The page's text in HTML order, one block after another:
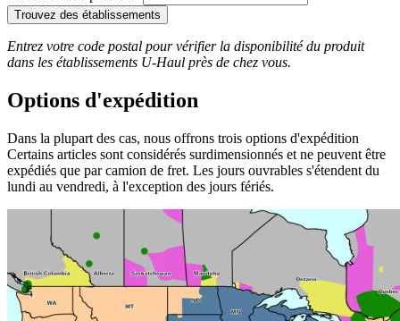
Trouvez des établissements
Entrez votre code postal pour vérifier la disponibilité du produit
dans les établissements U-Haul près de chez vous.
Options d'expédition
Dans la plupart des cas, nous offrons trois options d'expédition
Certains articles sont considérés surdimensionnés et ne peuvent être
expédiés que par camion de fret. Les jours ouvrables s'étendent du
lundi au vendredi, à l'exception des jours fériés.